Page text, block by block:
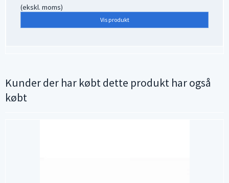
(ekskl. moms)
Vis produkt
Kunder der har købt dette produkt har også
købt